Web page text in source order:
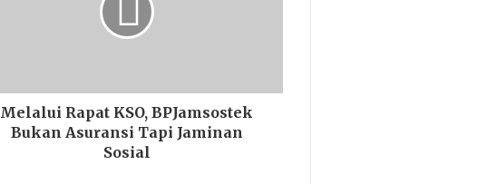
Melalui Rapat KSO, BPJamsostek
Bukan Asuransi Tapi Jaminan
Sosial